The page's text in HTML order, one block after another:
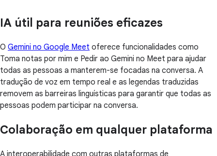
IA útil para reuniões eficazes
O Gemini no Google Meet oferece funcionalidades como
Toma notas por mim e Pedir ao Gemini no Meet para ajudar
todas as pessoas a manterem-se focadas na conversa. A
tradução de voz em tempo real e as legendas traduzidas
removem as barreiras linguísticas para garantir que todas as
pessoas podem participar na conversa.
Colaboração em qualquer plataforma